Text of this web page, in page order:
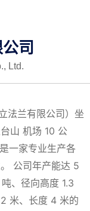
司
Ltd.
法兰有限公司）坐
山 机场 10 公
一家专业生产各
公司年产能达 5
、径向高度 1.3
米、长度 4 米的